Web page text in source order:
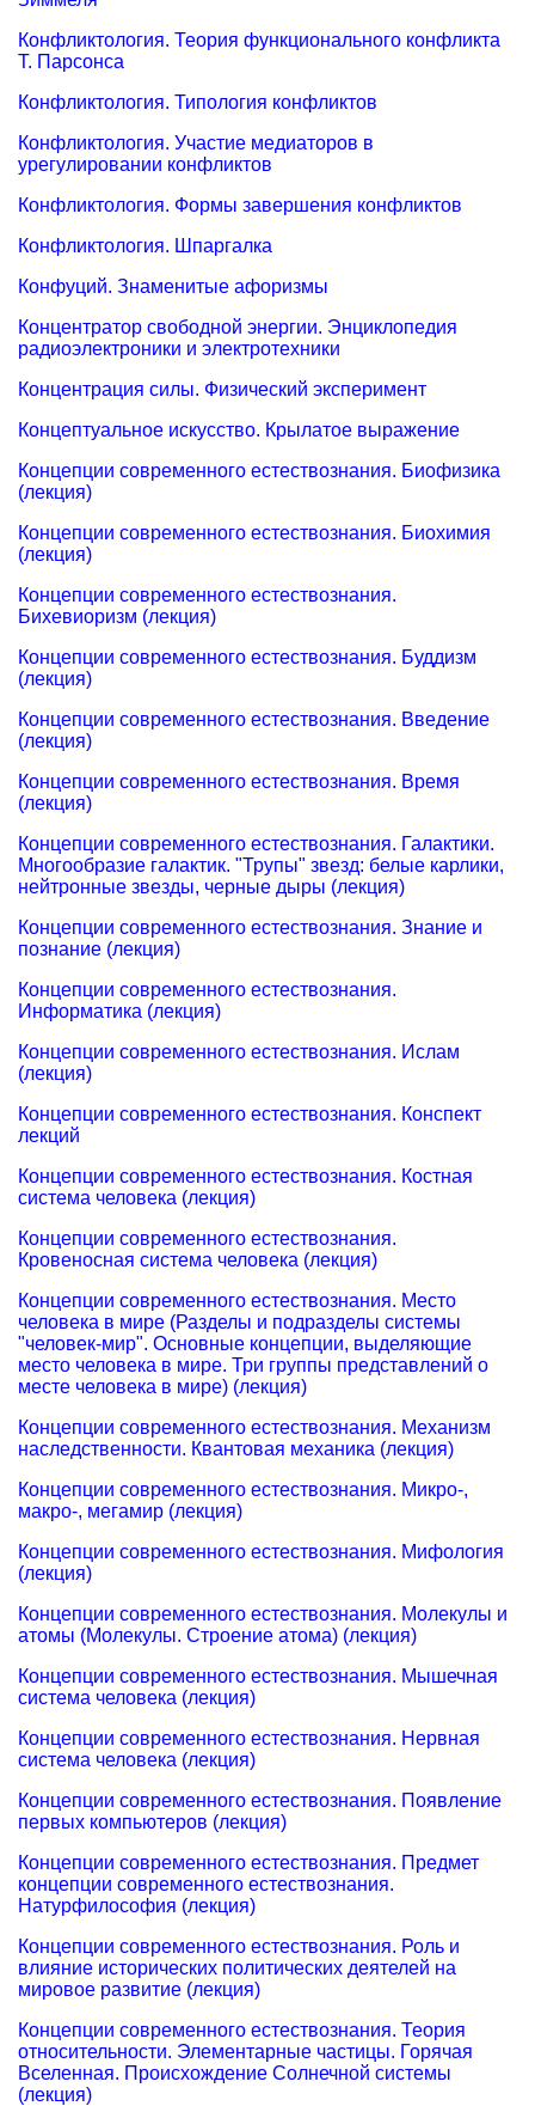
Конфликтология. Теория функционального конфликта
Т. Парсонса
Конфликтология. Типология конфликтов
Конфликтология. Участие медиаторов в
урегулировании конфликтов
Конфликтология. Формы завершения конфликтов
Конфликтология. Шпаргалка
Конфуций. Знаменитые афоризмы
Концентратор свободной энергии. Энциклопедия
радиоэлектроники и электротехники
Концентрация силы. Физический эксперимент
Концептуальное искусство. Крылатое выражение
Концепции современного естествознания. Биофизика
(лекция)
Концепции современного естествознания. Биохимия
(лекция)
Концепции современного естествознания.
Бихевиоризм (лекция)
Концепции современного естествознания. Буддизм
(лекция)
Концепции современного естествознания. Введение
(лекция)
Концепции современного естествознания. Время
(лекция)
Концепции современного естествознания. Галактики.
Многообразие галактик. "Трупы" звезд: белые карлики,
нейтронные звезды, черные дыры (лекция)
Концепции современного естествознания. Знание и
познание (лекция)
Концепции современного естествознания.
Информатика (лекция)
Концепции современного естествознания. Ислам
(лекция)
Концепции современного естествознания. Конспект
лекций
Концепции современного естествознания. Костная
система человека (лекция)
Концепции современного естествознания.
Кровеносная система человека (лекция)
Концепции современного естествознания. Место
человека в мире (Разделы и подразделы системы
"человек-мир". Основные концепции, выделяющие
место человека в мире. Три группы представлений о
месте человека в мире) (лекция)
Концепции современного естествознания. Механизм
наследственности. Квантовая механика (лекция)
Концепции современного естествознания. Микро-,
макро-, мегамир (лекция)
Концепции современного естествознания. Мифология
(лекция)
Концепции современного естествознания. Молекулы и
атомы (Молекулы. Строение атома) (лекция)
Концепции современного естествознания. Мышечная
система человека (лекция)
Концепции современного естествознания. Нервная
система человека (лекция)
Концепции современного естествознания. Появление
первых компьютеров (лекция)
Концепции современного естествознания. Предмет
концепции современного естествознания.
Натурфилософия (лекция)
Концепции современного естествознания. Роль и
влияние исторических политических деятелей на
мировое развитие (лекция)
Концепции современного естествознания. Теория
относительности. Элементарные частицы. Горячая
Вселенная. Происхождение Солнечной системы
(лекция)